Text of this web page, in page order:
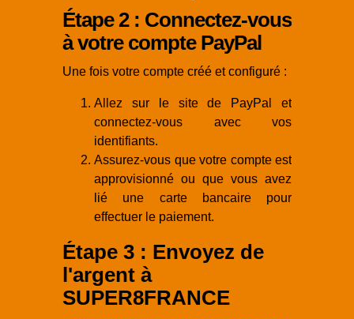
Étape 2 : Connectez-vous
à votre compte PayPal
Une fois votre compte créé et configuré :
Allez sur le site de PayPal et
connectez-vous avec vos
identifiants.
Assurez-vous que votre compte est
approvisionné ou que vous avez
lié une carte bancaire pour
effectuer le paiement.
Étape 3 : Envoyez de
l'argent à
SUPER8FRANCE